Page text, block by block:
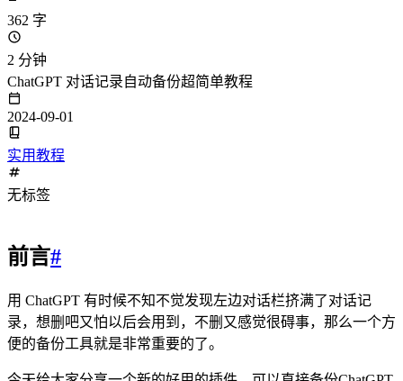
362 字
2 分钟
ChatGPT 对话记录自动备份超简单教程
2024-09-01
实用教程
无标签
前言#
用 ChatGPT 有时候不知不觉发现左边对话栏挤满了对话记
录，想删吧又怕以后会用到，不删又感觉很碍事，那么一个方
便的备份工具就是非常重要的了。